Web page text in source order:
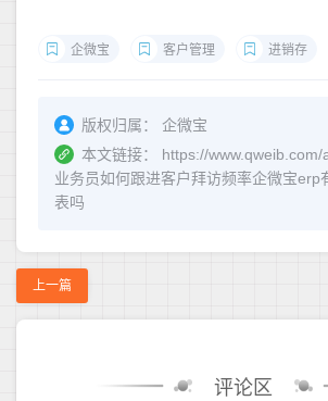
企微宝 客户管理 进销存
版权归属：
企微宝
本文链接：
https://
业务员如何跟进客户拜访频率企微宝erp
表吗
上一篇
评论区